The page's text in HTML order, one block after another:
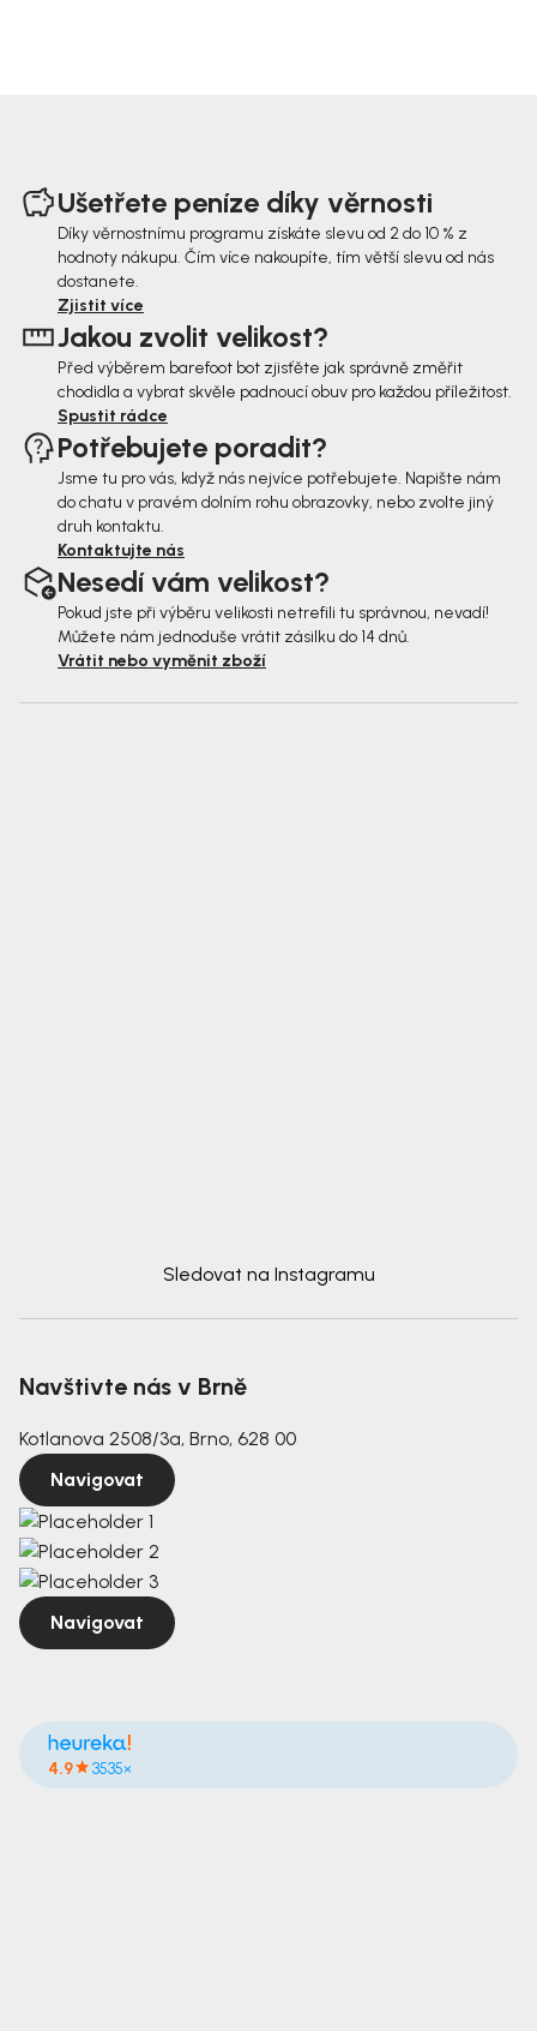
Ušetřete peníze díky věrnosti
Díky věrnostnímu programu získáte slevu od 2 do 10 % z
hodnoty nákupu. Čím více nakoupíte, tím větší slevu od nás
dostanete.
Zjistit více
Jakou zvolit velikost?
Před výběrem barefoot bot zjisťěte jak správně změřit
chodidla a vybrat skvěle padnoucí obuv pro každou příležitost.
Spustit rádce
Potřebujete poradit?
Jsme tu pro vás, když nás nejvíce potřebujete. Napište nám
do chatu v pravém dolním rohu obrazovky, nebo zvolte jiný
druh kontaktu.
Kontaktujte nás
Nesedí vám velikost?
Pokud jste při výběru velikosti netrefili tu správnou, nevadí!
Můžete nám jednoduše vrátit zásilku do 14 dnů.
Vrátit nebo vyměnit zboží
Sledovat na Instagramu
Navštivte nás v Brně
Kotlanova 2508/3a, Brno, 628 00
Navigovat
Navigovat
4.9 3535×